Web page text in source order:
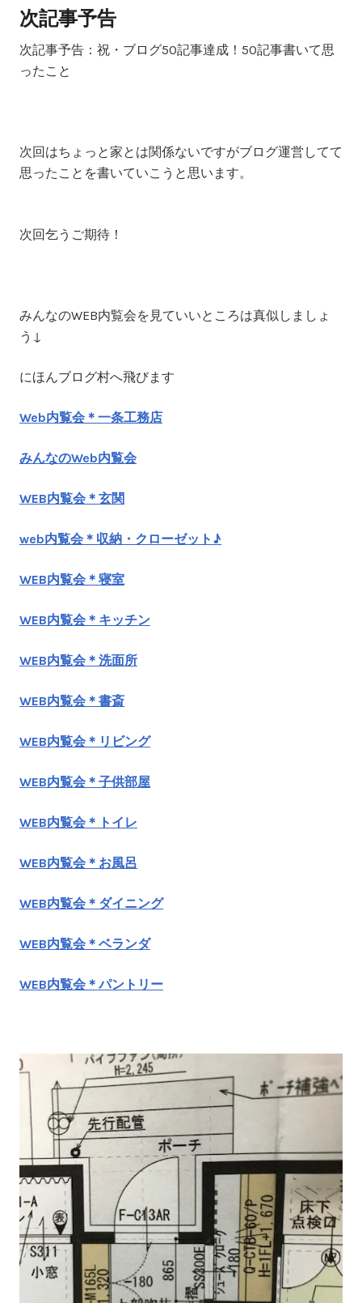
次記事予告
次記事予告： 祝・ブログ50記事達成！50記事書いて思
ったこと
次回はちょっと家とは関係ないですがブログ運営してて
思ったことを書いていこうと思います。
次回乞うご期待！
みんなのWEB内覧会を見ていいところは真似しましょ
う↓
にほんブログ村へ飛びます
Web内覧会＊一条工務店
みんなのWeb内覧会
WEB内覧会＊玄関
web内覧会＊収納・クローゼット♪
WEB内覧会＊寝室
WEB内覧会＊キッチン
WEB内覧会＊洗面所
WEB内覧会＊書斎
WEB内覧会＊リビング
WEB内覧会＊子供部屋
WEB内覧会＊トイレ
WEB内覧会＊お風呂
WEB内覧会＊ダイニング
WEB内覧会＊ベランダ
WEB内覧会＊パントリー